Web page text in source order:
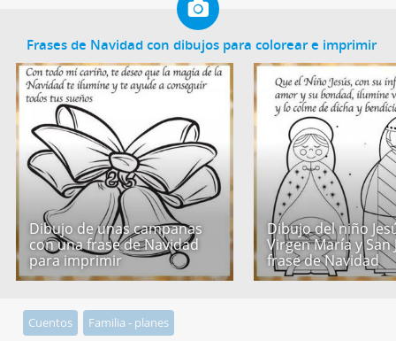
Frases de Navidad con dibujos para colorear e imprimir
Dibujo de unas campanas
con una frase de Navidad
para imprimir
Dibujo del niño
Virgen María y San
frase de Navidad
Cuentos Familia - planes